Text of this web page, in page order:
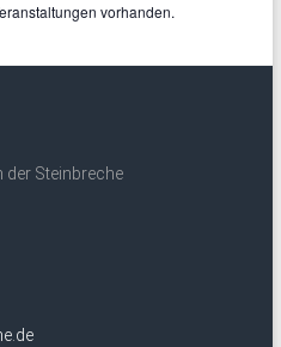
vorhanden.
Steinbreche